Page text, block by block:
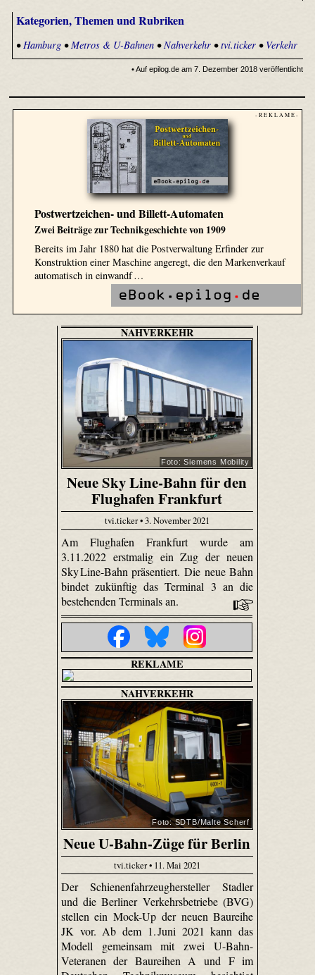
Kategorien, Themen und Rubriken
•Hamburg•Metros & U-Bahnen•Nahverkehr•tvi.ticker• Verkehr
• Auf epilog.de am 7. Dezember 2018 veröffentlicht
- R E K L A M E -
Postwertzeichen- und Billett-Automaten
Zwei Beiträge zur Technikgeschichte von 1909
Bereits im Jahr 1880 hat die Postverwaltung Erfinder zur
Konstruktion einer Maschine angeregt, die den Markenverkauf
automatisch in einwandf …
NAHVERKEHR
Foto: Siemens Mobility
Neue Sky Line-Bahn für den
Flughafen Frankfurt
tvi.ticker • 3. November 2021
Am Flughafen Frankfurt wurde am
3.11.2022 erstmalig ein Zug der neuen
Sky Line-Bahn präsentiert. Die neue Bahn
bindet zukünftig das Terminal 3 an die
bestehenden Terminals an.
REKLAME
NAHVERKEHR
Foto: SDTB/Malte Scherf
Neue U-Bahn-Züge für Berlin
tvi.ticker • 11. Mai 2021
Der Schienenfahrzeughersteller Stadler
und die Berliner Verkehrsbetriebe (BVG)
stellen ein Mock-Up der neuen Baureihe
JK vor. Ab dem 1. Juni 2021 kann das
Modell gemeinsam mit zwei U-Bahn-
Veteranen der Baureihen A und F im